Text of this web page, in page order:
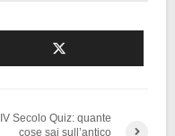
IV Secolo Quiz: quante
cose sai sull’antico